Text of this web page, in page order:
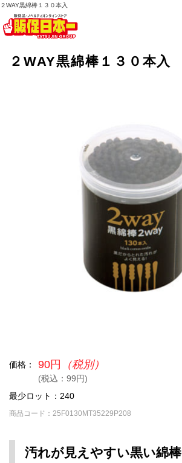
２WAY黒綿棒１３０本入
２WAY黒綿棒１３０本入
価格： 90円 （税別）
(税込：99円)
最少ロット：240
商品コード：25F0130MT35229P208
汚れが見えやすい黒い綿棒